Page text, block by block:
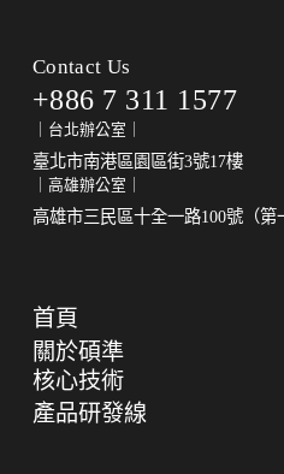
Contact Us
+886 7 311 1577
｜台北辦公室｜
臺北市南港區園區街3號17樓
｜高雄辦公室｜
高雄市三民區十全一路100號（第
首頁
關於碩準
核心技術
產品研發線